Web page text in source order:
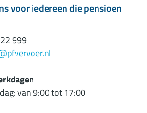
voor iedereen die pensioen
999
van 9:00 tot 17:00